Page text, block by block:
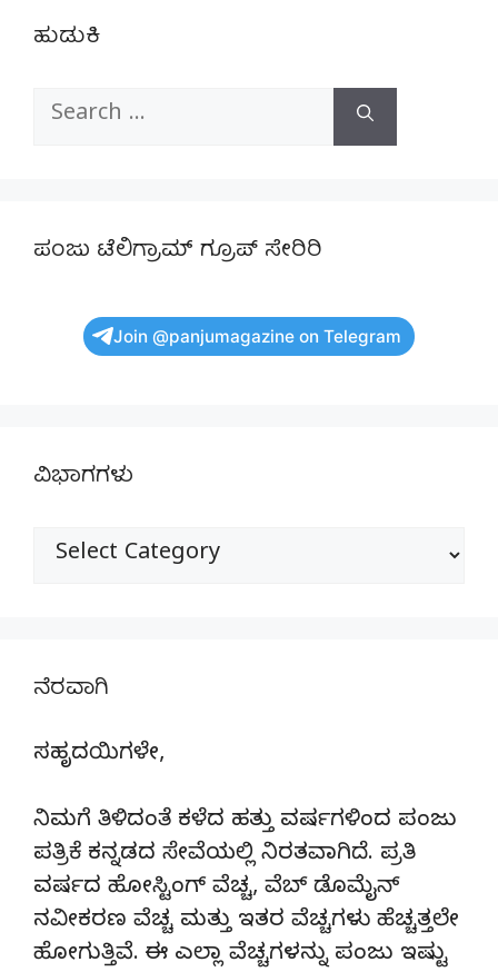
ಹುಡುಕಿ
Search
ಪಂಜು ಟೆಲಿಗ್ರಾಮ್ ಗ್ರೂಪ್ ಸೇರಿರಿ
Join @panjumagazine on Telegram
ವಿಭಾಗಗಳು
ವಿಭಾಗಗಳು
ನೆರವಾಗಿ
ಸಹೃದಯಿಗಳೇ,
ನಿಮಗೆ ತಿಳಿದಂತೆ ಕಳೆದ ಹತ್ತು ವರ್ಷಗಳಿಂದ ಪಂಜು
ಪತ್ರಿಕೆ ಕನ್ನಡದ ಸೇವೆಯಲ್ಲಿ ನಿರತವಾಗಿದೆ. ಪ್ರತಿ
ವರ್ಷದ ಹೋಸ್ಟಿಂಗ್‌ ವೆಚ್ಚ, ವೆಬ್‌ ಡೊಮೈನ್‌
ನವೀಕರಣ ವೆಚ್ಚ ಮತ್ತು ಇತರ ವೆಚ್ಚಗಳು ಹೆಚ್ಚತ್ತಲೇ
ಹೋಗುತ್ತಿವೆ. ಈ ಎಲ್ಲಾ ವೆಚ್ಚಗಳನ್ನು ಪಂಜು ಇಷ್ಟು